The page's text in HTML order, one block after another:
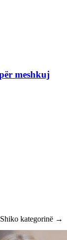
meshkuj
Shiko kategorinë →